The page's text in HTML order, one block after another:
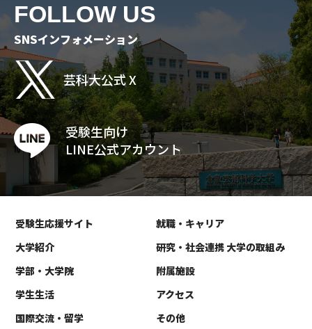
FOLLOW US
SNSインフォメーション
芸科大公式 X
受験生向け
LINE公式アカウント
受験生応援サイト
大学紹介
学部・大学院
学生生活
国際交流・留学
就職・キャリア
研究・社会連携 大学の取組み
附属施設
アクセス
その他